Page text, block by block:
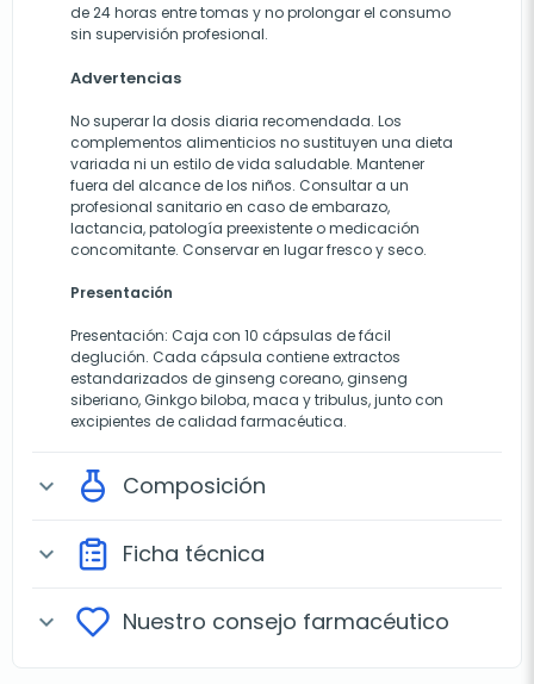
de 24 horas entre tomas y no prolongar el consumo
sin supervisión profesional.
Advertencias
No superar la dosis diaria recomendada. Los
complementos alimenticios no sustituyen una dieta
variada ni un estilo de vida saludable. Mantener
fuera del alcance de los niños. Consultar a un
profesional sanitario en caso de embarazo,
lactancia, patología preexistente o medicación
concomitante. Conservar en lugar fresco y seco.
Presentación
Presentación: Caja con 10 cápsulas de fácil
deglución. Cada cápsula contiene extractos
estandarizados de ginseng coreano, ginseng
siberiano, Ginkgo biloba, maca y tribulus, junto con
excipientes de calidad farmacéutica.
expand_more Composición
expand_more Ficha técnica
expand_more Nuestro consejo farmacéutico